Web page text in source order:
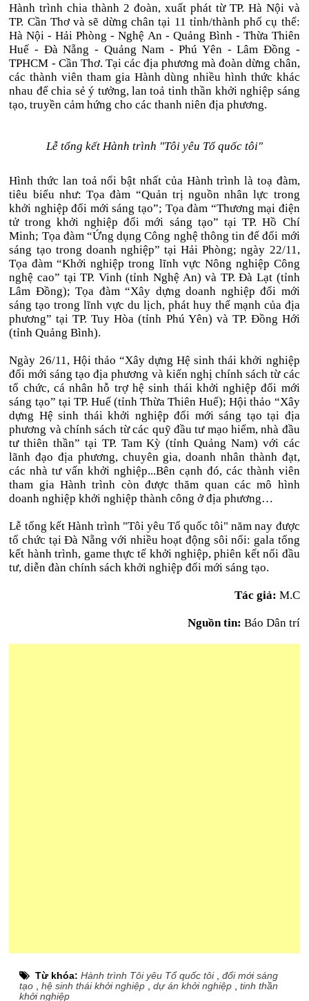
Hành trình chia thành 2 đoàn, xuất phát từ TP. Hà Nội và
TP. Cần Thơ và sẽ dừng chân tại 11 tỉnh/thành phố cụ thể:
Hà Nội - Hải Phòng - Nghệ An - Quảng Bình - Thừa Thiên
Huế - Đà Nẵng - Quảng Nam - Phú Yên - Lâm Đồng -
TPHCM - Cần Thơ. Tại các địa phương mà đoàn dừng chân,
các thành viên tham gia Hành dùng nhiều hình thức khác
nhau để chia sẻ ý tưởng, lan toả tinh thần khởi nghiệp sáng
tạo, truyền cảm hứng cho các thanh niên địa phương.
Lễ tổng kết Hành trình "Tôi yêu Tổ quốc tôi"
Hình thức lan toả nổi bật nhất của Hành trình là toạ đàm,
tiêu biểu như: Tọa đàm “Quản trị nguồn nhân lực trong
khởi nghiệp đổi mới sáng tạo”; Tọa đàm “Thương mại điện
tử trong khởi nghiệp đổi mới sáng tạo” tại TP. Hồ Chí
Minh; Tọa đàm “Ứng dụng Công nghệ thông tin để đổi mới
sáng tạo trong doanh nghiệp” tại Hải Phòng; ngày 22/11,
Tọa đàm “Khởi nghiệp trong lĩnh vực Nông nghiệp Công
nghệ cao” tại TP. Vinh (tỉnh Nghệ An) và TP. Đà Lạt (tỉnh
Lâm Đồng); Tọa đàm “Xây dựng doanh nghiệp đổi mới
sáng tạo trong lĩnh vực du lịch, phát huy thế mạnh của địa
phương” tại TP. Tuy Hòa (tỉnh Phú Yên) và TP. Đồng Hới
(tỉnh Quảng Bình).
Ngày 26/11, Hội thảo “Xây dựng Hệ sinh thái khởi nghiệp
đổi mới sáng tạo địa phương và kiến nghị chính sách từ các
tổ chức, cá nhân hỗ trợ hệ sinh thái khởi nghiệp đổi mới
sáng tạo” tại TP. Huế (tỉnh Thừa Thiên Huế); Hội thảo “Xây
dựng Hệ sinh thái khởi nghiệp đổi mới sáng tạo tại địa
phương và chính sách từ các quỹ đầu tư mạo hiểm, nhà đầu
tư thiên thần” tại TP. Tam Kỳ (tỉnh Quảng Nam) với các
lãnh đạo địa phương, chuyên gia, doanh nhân thành đạt,
các nhà tư vấn khởi nghiệp...Bên cạnh đó, các thành viên
tham gia Hành trình còn được thăm quan các mô hình
doanh nghiệp khởi nghiệp thành công ở địa phương…
Lễ tổng kết Hành trình "Tôi yêu Tổ quốc tôi" năm nay được
tổ chức tại Đà Nẵng với nhiều hoạt động sôi nổi: gala tổng
kết hành trình, game thực tế khởi nghiệp, phiên kết nối đầu
tư, diễn đàn chính sách khởi nghiệp đổi mới sáng tạo.
Tác giả: M.C
Nguồn tin: Báo Dân trí
Từ khóa:Hành trình Tôi yêu Tổ quốc tôi,đổi mới sáng
tạo ,hệ sinh thái khởi nghiệp ,dự án khởi nghiệp ,tinh thần
khởi nghiệp